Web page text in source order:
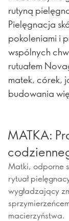
rutyną
Pielęgnacja
pokoleniami i
wspólnych
rutuałem
matek, córek,
budowania
MATKA:
Matki, odporne
rytuał
wygładzający
macierzyństwa.